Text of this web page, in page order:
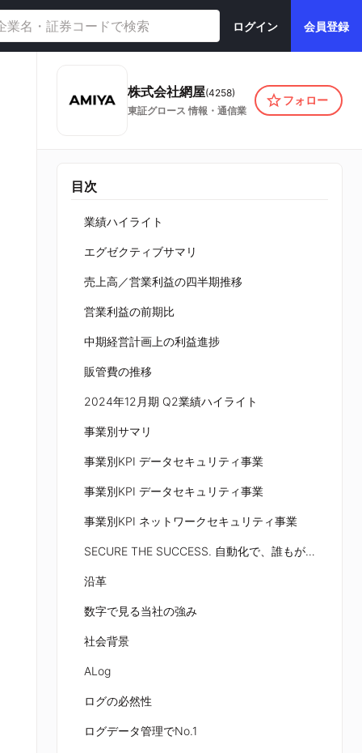
ログイン 会員登録
株式会社網屋(4258)
東証グロース 情報・通信業
フォロー
目次
業績ハイライト
エグゼクティブサマリ
売上高／営業利益の四半期推移
営業利益の前期比
中期経営計画上の利益進捗
販管費の推移
2024年12月期 Q2業績ハイライト
事業別サマリ
事業別KPI データセキュリティ事業
事業別KPI データセキュリティ事業
事業別KPI ネットワークセキュリティ事業
SECURE THE SUCCESS. 自動化で、誰もが安全を享受できる社会へ
沿革
数字で見る当社の強み
社会背景
ALog
ログの必然性
ログデータ管理でNo.1